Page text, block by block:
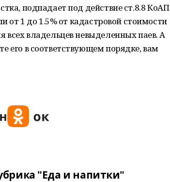
подпадает под действие ст.8.8 КоАП
от 1 до 1.5% от кадастровой стоимости
владельцев невыделенных паев. А
его в соответствующем порядке, вам
"Еда и напитки"